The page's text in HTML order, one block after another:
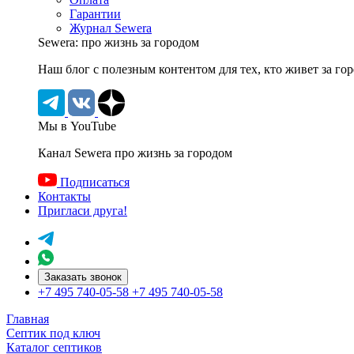
Гарантии
Журнал Sewera
Sewera: про жизнь за городом
Наш блог c полезным контентом для тех, кто живет за
Мы в YouTube
Канал Sewera про жизнь за городом
Подписаться
Контакты
Пригласи друга!
Заказать звонок
+7 495 740-05-58 +7 495 740-05-58
Главная
Септик под ключ
Каталог септиков